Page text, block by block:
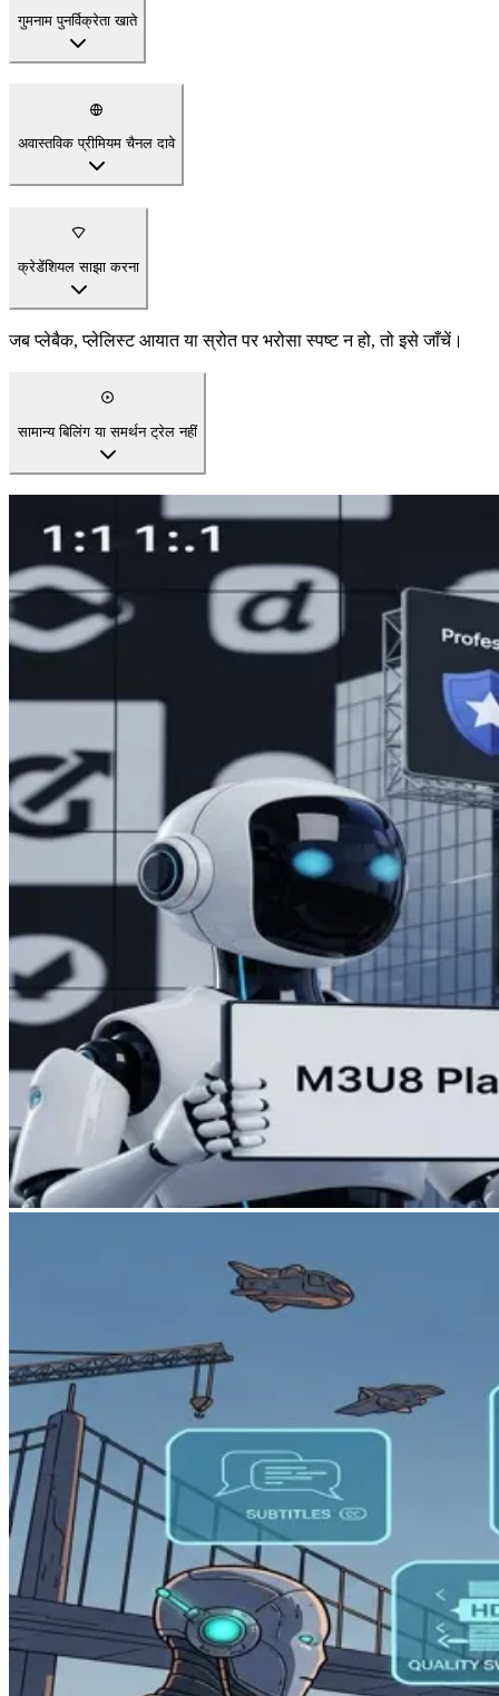
गुमनाम पुनर्विक्रेता खाते
अवास्तविक प्रीमियम चैनल दावे
क्रेडेंशियल साझा करना
जब प्लेबैक, प्लेलिस्ट आयात या स्रोत पर भरोसा स्पष्ट न हो, तो इसे जाँचें।
सामान्य बिलिंग या समर्थन ट्रेल नहीं